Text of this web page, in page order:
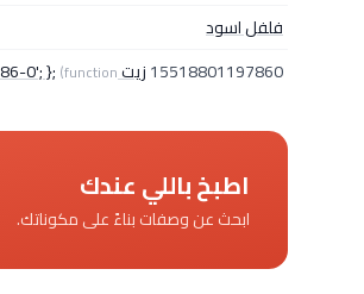
فلفل اسود
15518801197860زيت googletag.cmd.push { googletag.display'div-gpt-ad-1551880119786-0'; };(function()
اطبخ باللي عندك
ابحث عن وصفات بناءً على مكوناتك.